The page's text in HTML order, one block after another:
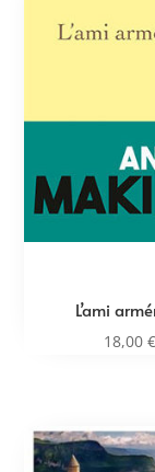
L’ami
18,00€